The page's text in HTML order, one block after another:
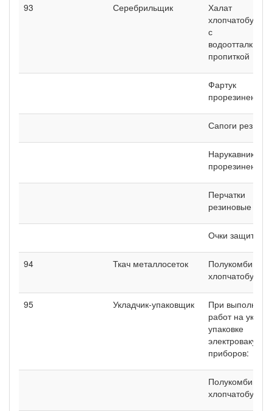
93 Серебрильщик
Халат
с
пропиткой
Фартук
прорезиненный
Сапоги
Нарукавники
прорезиненные
Перчатки
резиновые
Очки защитные
94 Ткач металлосеток
95 Укладчик-упаковщик
При
работ на
упаковке
приборов: